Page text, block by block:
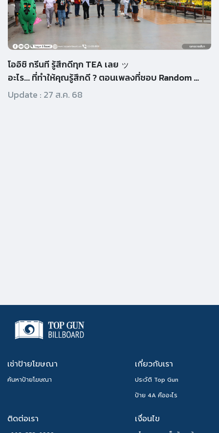
โออิชิ กรีนที รู้สึกดีทุก TEA เลย ッ
อะไร... ที่ทำให้คุณรู้สึกดี ? ตอนเพลงที่ชอบ Random มาเ
Update : 27 ส.ค. 68
เช่าป้ายโฆษณา
ค้นหาป้ายโฆษณา
เกี่ยวกับเรา
ประวัติ Top Gun
ป้าย 4A คืออะไร
ติดต่อเรา เงื่อนไข